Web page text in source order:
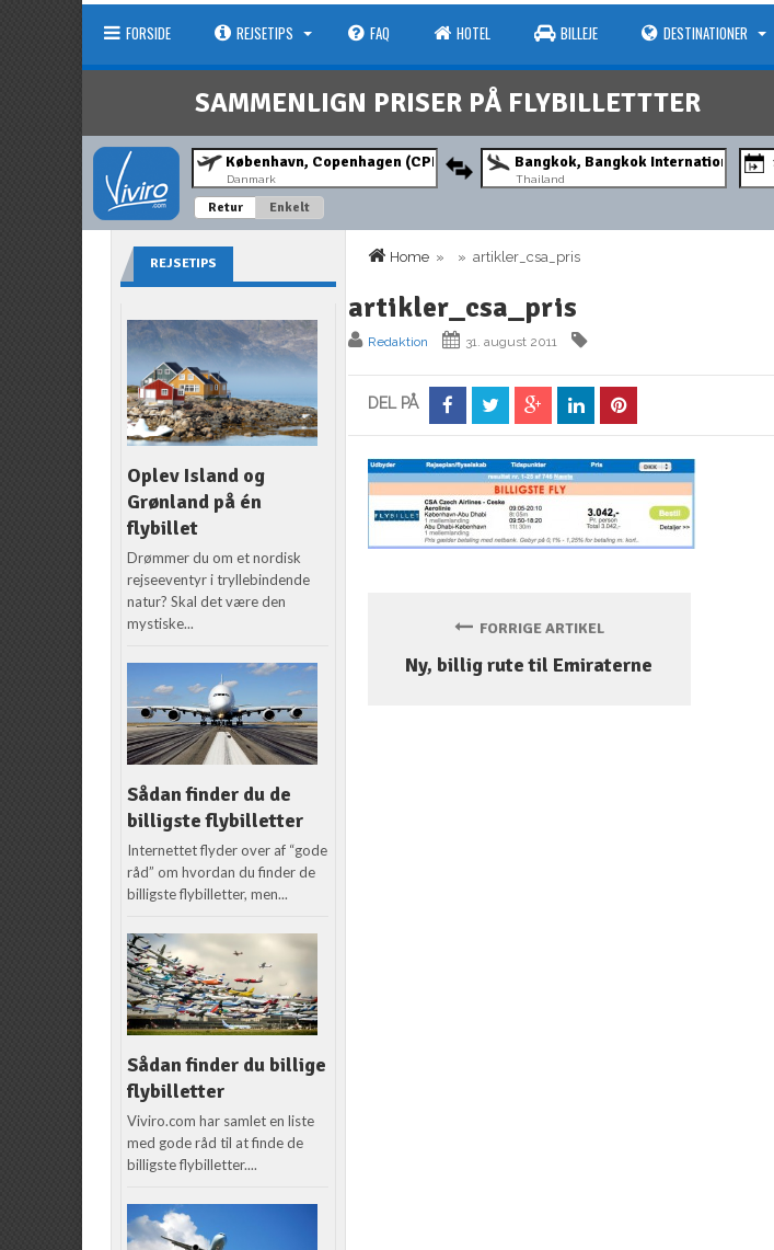
FORSIDE REJSETIPS FAQ HOTEL BILLEJE DESTINATIONER
SAMMENLIGN PRISER PÅ FLYBILLETTTER
Danmark Thailand
Retur Enkelt
Home » » artikler_csa_pris
artikler_csa_pris
Redaktion 31. august 2011
DEL PÅ
FORRIGE ARTIKEL
Ny, billig rute til Emiraterne
REJSETIPS
Oplev Island og
Grønland på én
flybillet
Drømmer du om et nordisk
rejseeventyr i tryllebindende
natur? Skal det være den
mystiske...
Sådan finder du de
billigste flybilletter
Internettet flyder over af “gode
råd” om hvordan du finder de
billigste flybilletter, men...
Sådan finder du billige
flybilletter
Viviro.com har samlet en liste
med gode råd til at finde de
billigste flybilletter....